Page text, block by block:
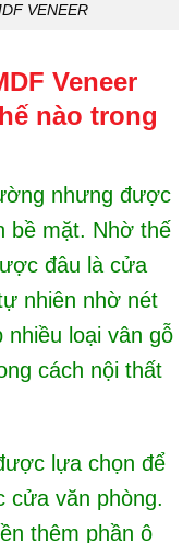
VENEER
Veneer
nào trong
nhưng được
bề mặt. Nhờ thế
đâu là cửa
nhiên nhờ nét
nhiều loại vân gỗ
cách nội thất
lựa chọn để
cửa văn phòng.
thêm phần ô